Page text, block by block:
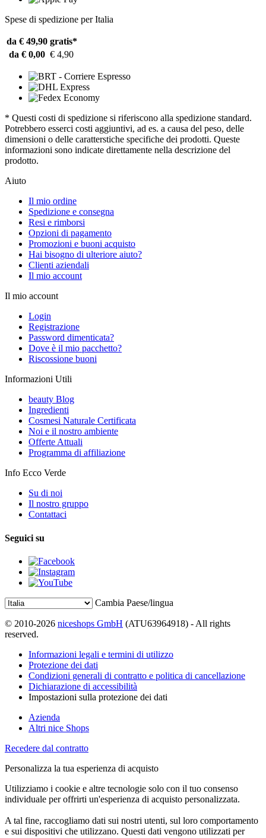
Spese di spedizione per Italia
da € 49,90 gratis*
da € 0,00 € 4,90
* Questi costi di spedizione si riferiscono alla spedizione standard.
Potrebbero esserci costi aggiuntivi, ad es. a causa del peso, delle
dimensioni o delle caratterstiche specifiche dei prodotti. Queste
informazioni sono indicate direttamente nella descrizione del
prodotto.
Aiuto
Il mio ordine
Spedizione e consegna
Resi e rimborsi
Opzioni di pagamento
Promozioni e buoni acquisto
Hai bisogno di ulteriore aiuto?
Clienti aziendali
Il mio account
Il mio account
Login
Registrazione
Password dimenticata?
Dove è il mio pacchetto?
Riscossione buoni
Informazioni Utili
beauty Blog
Ingredienti
Cosmesi Naturale Certificata
Noi e il nostro ambiente
Offerte Attuali
Programma di affiliazione
Info Ecco Verde
Su di noi
Il nostro gruppo
Contattaci
Seguici su
Cambia Paese/lingua
© 2010-2026 niceshops GmbH (ATU63964918) - All rights
reserved.
Informazioni legali e termini di utilizzo
Protezione dei dati
Condizioni generali di contratto e politica di cancellazione
Dichiarazione di accessibilità
Impostazioni sulla protezione dei dati
Azienda
Altri nice Shops
Recedere dal contratto
Personalizza la tua esperienza di acquisto
Utilizziamo i cookie e altre tecnologie solo con il tuo consenso
individuale per offrirti un'esperienza di acquisto personalizzata.
A tal fine, raccogliamo dati sui nostri utenti, sul loro comportamento
e sui dispositivi che utilizzano. Questi dati vengono utilizzati per